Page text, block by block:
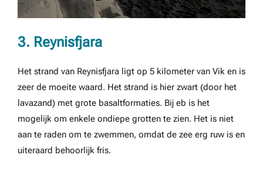
3. Reynisfjara
Het strand van Reynisfjara ligt op 5 kilometer van Vik en is
zeer de moeite waard. Het strand is hier zwart (door het
lavazand) met grote basaltformaties. Bij eb is het
mogelijk om enkele ondiepe grotten te zien. Het is niet
aan te raden om te zwemmen, omdat de zee erg ruw is en
uiteraard behoorlijk fris.